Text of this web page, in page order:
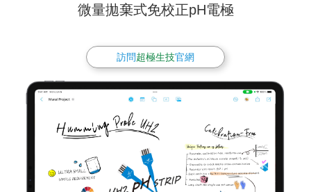
微量拋棄式免校正pH電極
訪問超極生技官網